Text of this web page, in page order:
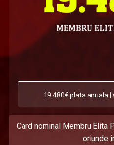
19.480€ plata anuala |
Card nominal Membru Elita
oriunde